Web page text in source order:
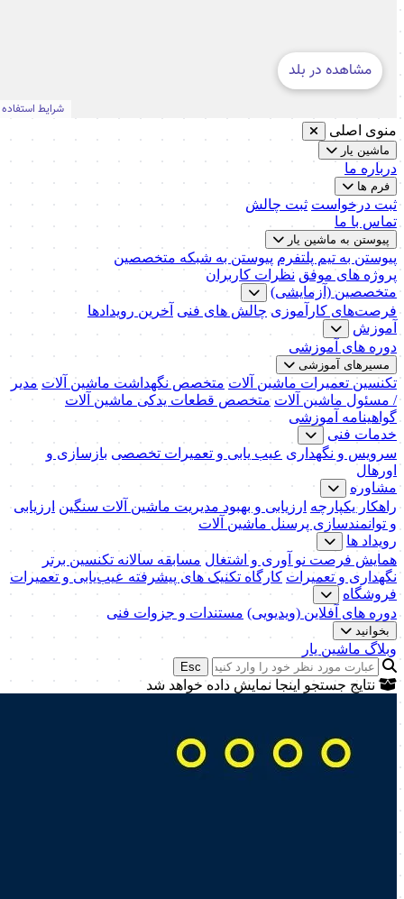
منوی اصلی
ماشین یار
درباره ما
فرم ها
ثبت درخواست ثبت چالش
تماس با ما
پیوستن به ماشین یار
پیوستن به تیم پلتفرم پیوستن به شبکه متخصصین
پروژه های موفق نظرات کاربران
متخصصین (آزمایشی)
فرصت‌های کارآموزی چالش های فنی آخرین رویدادها
آموزش
دوره های آموزشی
مسیرهای آموزشی
تکنسین تعمیرات ماشین آلات متخصص نگهداشت ماشین آلات مدیر
/ مسئول ماشین آلات متخصص قطعات یدکی ماشین آلات
گواهینامه آموزشی
خدمات فنی
سرویس و نگهداری عیب یابی و تعمیرات تخصصی بازسازی و
اورهال
مشاوره
راهکار یکپارچه ارزیابی و بهبود مدیریت ماشین آلات سنگین ارزیابی
و توانمندسازی پرسنل ماشین آلات
رویداد ها
همایش فرصت نو آوری و اشتغال مسابقه سالانه تکنسین برتر
نگهداری و تعمیرات کارگاه تکنیک‌ های پیشرفته عیب‌یابی و تعمیرات
فروشگاه
دوره های آفلاین (ویدیویی) مستندات و جزوات فنی
بخوانید
وبلاگ ماشین یار
Esc
نتایج جستجو اینجا نمایش داده خواهد شد